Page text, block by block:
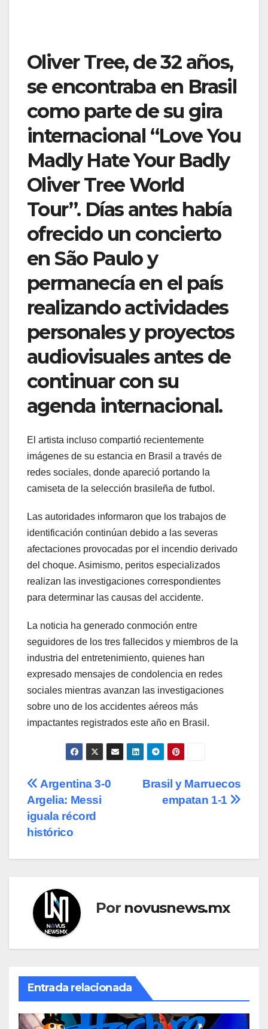
Oliver Tree, de 32 años,
se encontraba en Brasil
como parte de su gira
internacional “Love You
Madly Hate Your Badly
Oliver Tree World
Tour”. Días antes había
ofrecido un concierto
en São Paulo y
permanecía en el país
realizando actividades
personales y proyectos
audiovisuales antes de
continuar con su
agenda internacional.
El artista incluso compartió recientemente
imágenes de su estancia en Brasil a través de
redes sociales, donde apareció portando la
camiseta de la selección brasileña de futbol.
Las autoridades informaron que los trabajos de
identificación continúan debido a las severas
afectaciones provocadas por el incendio derivado
del choque. Asimismo, peritos especializados
realizan las investigaciones correspondientes
para determinar las causas del accidente.
La noticia ha generado conmoción entre
seguidores de los tres fallecidos y miembros de la
industria del entretenimiento, quienes han
expresado mensajes de condolencia en redes
sociales mientras avanzan las investigaciones
sobre uno de los accidentes aéreos más
impactantes registrados este año en Brasil.
Navegación
de
entradas
Brasil y Marruecos
empatan 1-1
Argentina 3-0
Argelia: Messi
iguala récord
histórico
Por novusnews.mx
Entrada relacionada